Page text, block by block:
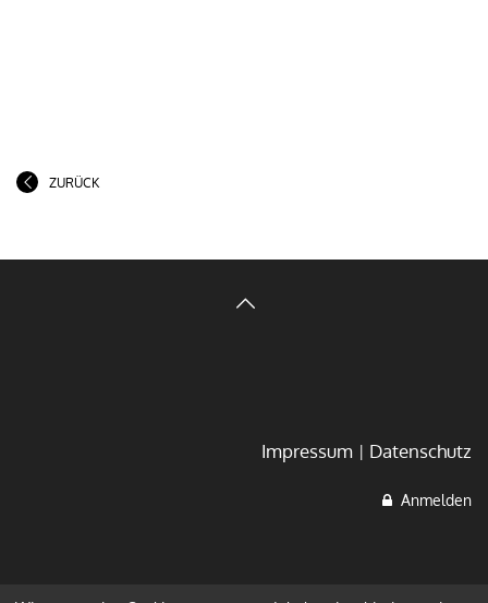
ZURÜCK
Impressum Datenschutz
Anmelden